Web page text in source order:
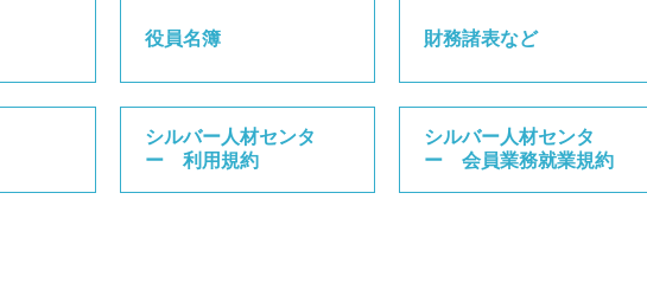
役員名簿 財務諸表など
シルバー人材センタ
ー 利用規約
シルバー人材センタ
ー 会員業務就業規約